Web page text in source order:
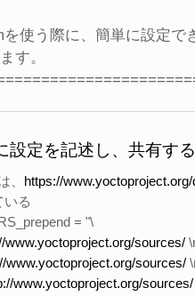
使う際に、簡単に設定で
す。
設定を記述し、共有す
、
https://
いる
= "\
www.yoctoproject.org/sources/
www.yoctoproject.org/sources/
www.yoctoproject.org/sources/